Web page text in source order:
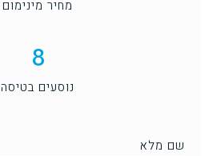
מחיר מינימום
8
נוסעים בטיסה
שם מלא